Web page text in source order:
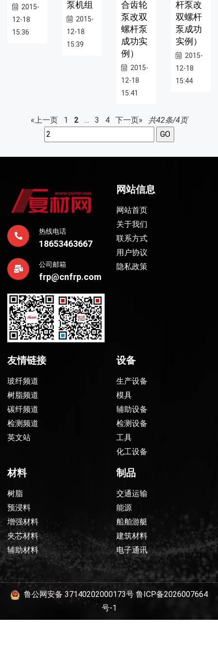
2015-
12-18
15:36
泵机组
2015-
12-18
15:39
合齿轮
泵改双
螺杆泵
成功实
例）
2015-
12-18
15:41
杆泵改
双螺杆
泵成功
实例）
2015-
12-18
15:44
«上一页 1 2 … 3 4 下一页» 共42条/4页
热线电话
18653463667
公司邮箱
frp@cnfrp.com
网站信息
网站首页
关于我们
联系方式
用户协议
隐私政策
友情链接
玻纤频道
树脂频道
碳纤频道
检测频道
英文站
设备
生产设备
模具
辅助设备
检测设备
工具
化工设备
材料
树脂
预浸料
增强材料
夹芯材料
辅助材料
制品
交通运输
能源
船舶游艇
建筑材料
电子通讯
鲁公网安备 37140202000173号 鲁ICP备2026007664
号-1